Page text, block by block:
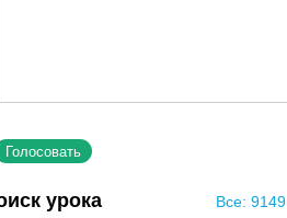
Все: 9149
урока